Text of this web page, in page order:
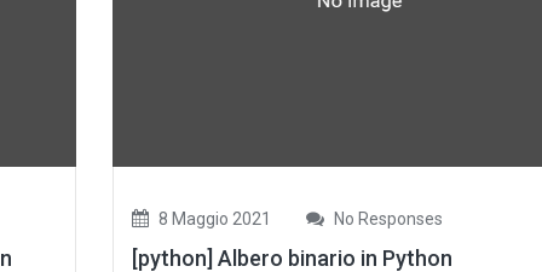
8 Maggio 2021 No Responses
[python] Albero binario in Python